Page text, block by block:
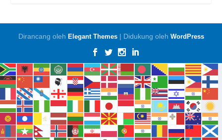
Dirancang oleh Elegant Themes| Didukung oleh WordPress